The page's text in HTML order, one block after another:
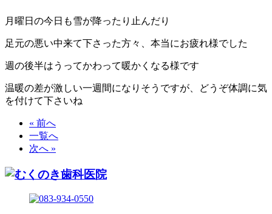
月曜日の今日も雪が降ったり止んだり
足元の悪い中来て下さった方々、本当にお疲れ様でした
週の後半はうってかわって暖かくなる様です
温暖の差が激しい一週間になりそうですが、どうぞ体調に気
を付けて下さいね
« 前へ
一覧へ
次へ »